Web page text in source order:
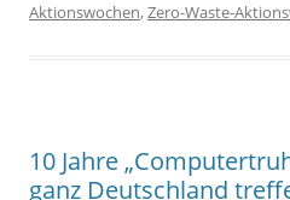
Aktionswochen,Zero-Waste-
10 Jahre
ganz Deutschland